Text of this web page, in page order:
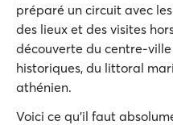
préparé un circuit avec
des lieux et des visites
découverte du centre-
historiques, du littoral
athénien.
Voici ce qu'il faut